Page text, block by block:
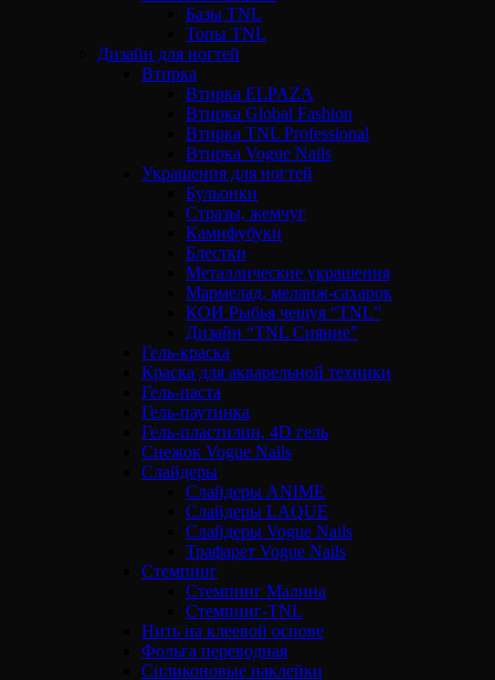
Базы TNL
Топы TNL
Дизайн для ногтей
Втирка
Втирка ELPAZA
Втирка Global Fashion
Втирка TNL Professional
Втирка Vogue Nails
Украшения для ногтей
Бульонки
Стразы, жемчуг
Камифубуки
Блестки
Металлические украшения
Мармелад, меланж-сахарок
КОИ Рыбья чешуя “TNL”
Дизайн “TNL Сияние”
Гель-краска
Краска для акварельной техники
Гель-паста
Гель-паутинка
Гель-пластилин, 4D гель
Снежок Vogue Nails
Слайдеры
Слайдеры ANIME
Слайдеры LAQUE
Слайдеры Vogue Nails
Трафарет Vogue Nails
Стемпинг
Стемпинг Малина
Стемпинг-TNL
Нить на клеевой основе
Фольга переводная
Силиконовые наклейки